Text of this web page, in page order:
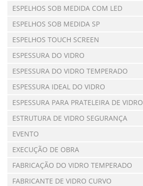
ESPELHOS SOB MEDIDA COM LED
ESPELHOS SOB MEDIDA SP
ESPELHOS TOUCH SCREEN
ESPESSURA DO VIDRO
ESPESSURA DO VIDRO TEMPERADO
ESPESSURA IDEAL DO VIDRO
ESPESSURA PARA PRATELEIRA DE VIDRO
ESTRUTURA DE VIDRO SEGURANÇA
EVENTO
EXECUÇÃO DE OBRA
FABRICAÇÃO DO VIDRO TEMPERADO
FABRICANTE DE VIDRO CURVO